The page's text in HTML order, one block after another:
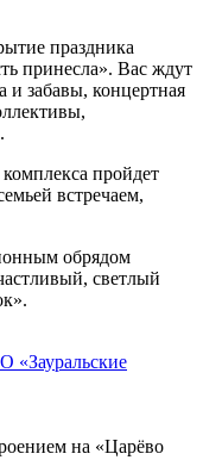
праздника
принесла». Вас ждут
и забавы, концертная
пройдет
встречаем,
обрядом
светлый
«Зауральские
на «Царёво